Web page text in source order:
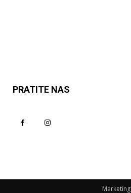
PRATITE NAS
Marketing